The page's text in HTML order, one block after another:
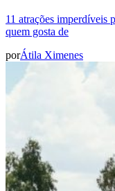
11 atrações imperdíveis
quem gosta de
porÁtila Ximenes